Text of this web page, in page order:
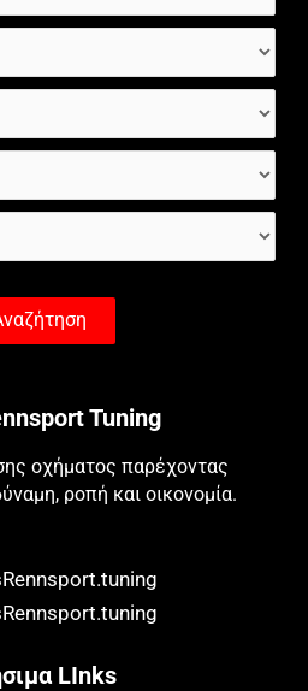
Tuning
οχήματος παρέχοντας
ροπή και οικονομία.
LInks